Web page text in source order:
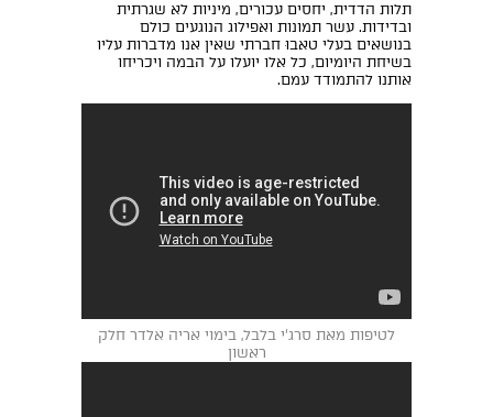
תלות הדדית, יחסים עכורים, מיניות לא שגרתית
ובדידות. עשר תמונות ואפילוג הנוגעים כולם
בנושאים בעלי טאבוּ חברתי שאין אנו מדברות עליו
בשיחת היומיום, כל אלו יועלו על הבמה ויכריחו
אותנו להתמודד עמם.
לטיפות מאת סרג'י בלבל, בימוי אריה אלדר חלק
ראשון